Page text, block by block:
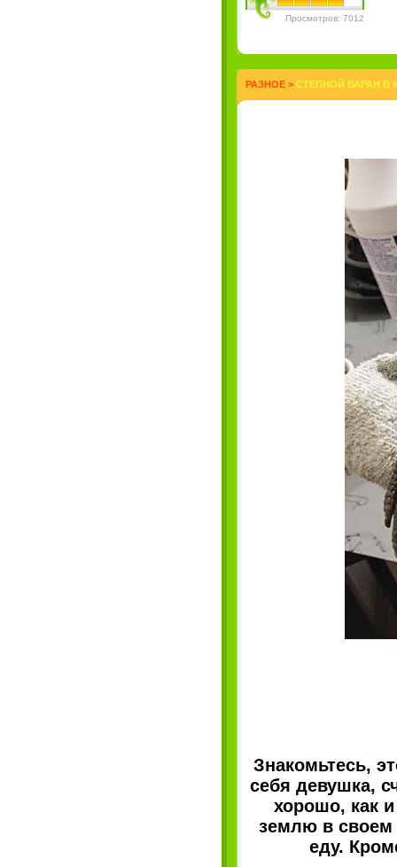
Просмотров: 7012
РАЗНОЕ > СТЕПНОЙ ВАРАН В
Знакомьтесь,
себя девушка,
хорошо, как
землю в своем
еду.